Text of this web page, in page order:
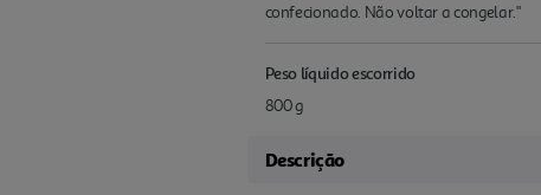
confecionado. Não voltar a congelar."
Peso líquido escorrido
800 g
Descrição